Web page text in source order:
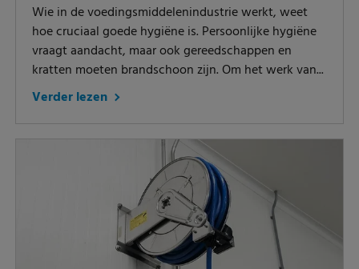
Wie in de voedingsmiddelenindustrie werkt, weet
hoe cruciaal goede hygiëne is. Persoonlijke hygiëne
vraagt aandacht, maar ook gereedschappen en
kratten moeten brandschoon zijn. Om het werk van...
Verder lezen